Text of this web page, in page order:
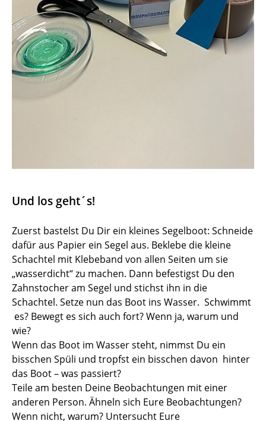
Und los geht´s!
Zuerst bastelst Du Dir ein kleines Segelboot: Schneide
dafür aus Papier ein Segel aus. Beklebe die kleine
Schachtel mit Klebeband von allen Seiten um sie
„wasserdicht“ zu machen. Dann befestigst Du den
Zahnstocher am Segel und stichst ihn in die
Schachtel. Setze nun das Boot ins Wasser. Schwimmt
es? Bewegt es sich auch fort? Wenn ja, warum und
wie?
Wenn das Boot im Wasser steht, nimmst Du ein
bisschen Spüli und tropfst ein bisschen davon hinter
das Boot – was passiert?
Teile am besten Deine Beobachtungen mit einer
anderen Person. Ähneln sich Eure Beobachtungen?
Wenn nicht, warum? Untersucht Eure